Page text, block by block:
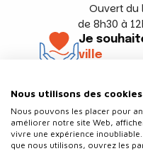
Ouvert du
de 8h30 à
Je
ville
Nous utilisons des cookies
Nous pouvons les placer pour
améliorer notre site Web,
vivre une expérience
que nous utilisons, ouvrez les